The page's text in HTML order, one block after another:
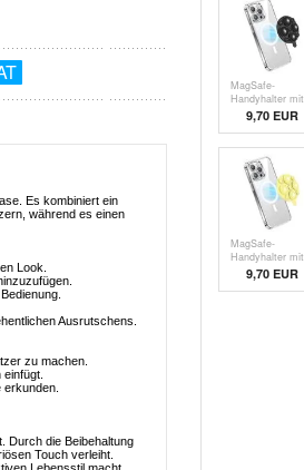
Es kombiniert ein
während es einen
Look.
Ausrutschens.
zu machen.
Durch die Beibehaltung
Touch verleiht.
MagSafe-
Handyhalter mit
Saugnapf aus
Silikon
9,70EUR
MagSafe-
Handyhalter mit
Saugnapf aus
Silikon - Gelb
9,70EUR